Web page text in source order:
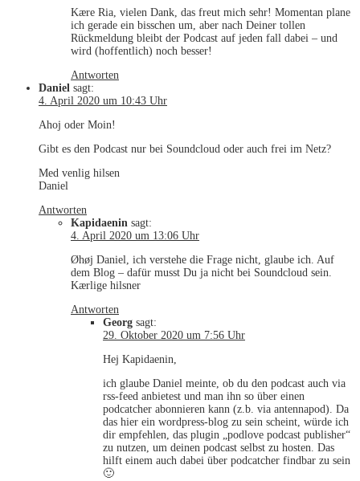
Kære Ria, vielen Dank, das freut mich sehr! Momentan plane
ich gerade ein bisschen um, aber nach Deiner tollen
Rückmeldung bleibt der Podcast auf jeden fall dabei – und
wird (hoffentlich) noch besser!
Antworten
Daniel sagt:
4. April 2020 um 10:43 Uhr
Ahoj oder Moin!
Gibt es den Podcast nur bei Soundcloud oder auch frei im Netz?
Med venlig hilsen
Daniel
Antworten
Kapidaenin sagt:
4. April 2020 um 13:06 Uhr
Øhøj Daniel, ich verstehe die Frage nicht, glaube ich. Auf
dem Blog – dafür musst Du ja nicht bei Soundcloud sein.
Kærlige hilsner
Antworten
Georg sagt:
29. Oktober 2020 um 7:56 Uhr
Hej Kapidaenin,
ich glaube Daniel meinte, ob du den podcast auch via
rss-feed anbietest und man ihn so über einen
podcatcher abonnieren kann (z.b. via antennapod). Da
das hier ein wordpress-blog zu sein scheint, würde ich
dir empfehlen, das plugin „podlove podcast publisher“
zu nutzen, um deinen podcast selbst zu hosten. Das
hilft einem auch dabei über podcatcher findbar zu sein
🙂